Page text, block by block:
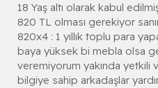
18 Yaş altı olarak kabul
820 TL olması gerekiyor
820x4 : 1 yıllık toplu para
baya yüksek bi mebla olsa
veremiyorum yakında yetkili
bilgiye sahip arkadaşlar